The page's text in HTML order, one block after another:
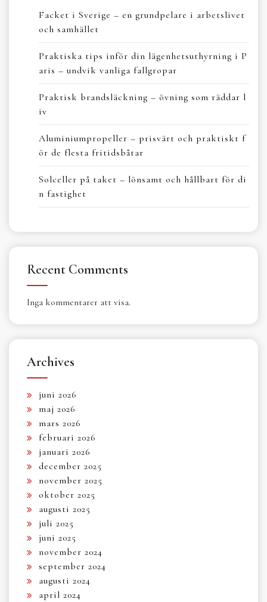
Facket i Sverige – en grundpelare i arbetslivet
och samhället
Praktiska tips inför din lägenhetsuthyrning i P
aris – undvik vanliga fallgropar
Praktisk brandsläckning – övning som räddar l
iv
Aluminiumpropeller – prisvärt och praktiskt f
ör de flesta fritidsbåtar
Solceller på taket – lönsamt och hållbart för di
n fastighet
Recent Comments
Inga kommentarer att visa.
Archives
juni 2026
maj 2026
mars 2026
februari 2026
januari 2026
december 2025
november 2025
oktober 2025
augusti 2025
juli 2025
juni 2025
november 2024
september 2024
augusti 2024
april 2024